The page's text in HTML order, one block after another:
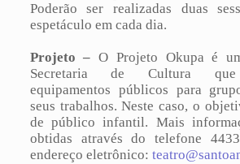
Poderão ser realizadas duas
espetáculo em cada dia.
Projeto – O Projeto Okupa é
Secretaria de Cultura que
equipamentos públicos para
seus trabalhos. Neste caso, o
de público infantil. Mais
obtidas através do telefone
endereço eletrônico: